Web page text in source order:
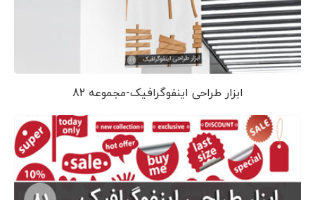
ابزار طراحی اینفوگرافیک-مجموعه 82